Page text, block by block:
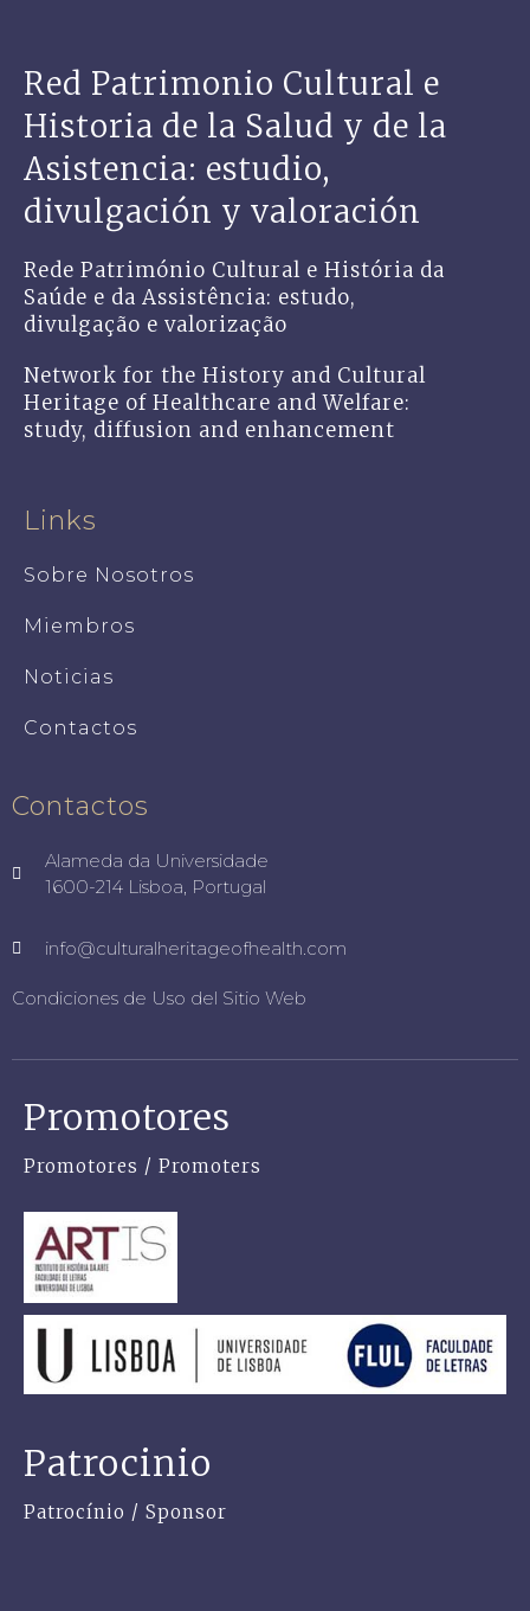
Red Patrimonio Cultural e
Historia de la Salud y de la
Asistencia: estudio,
divulgación y valoración
Rede Património Cultural e História da
Saúde e da Assistência: estudo,
divulgação e valorização
Network for the History and Cultural
Heritage of Healthcare and Welfare:
study, diffusion and enhancement
Links
Sobre Nosotros
Miembros
Noticias
Contactos
Contactos
Alameda da Universidade
1600-214 Lisboa, Portugal
info@culturalheritageofhealth.com
Condiciones de Uso del Sitio Web
Promotores
Promotores / Promoters
Patrocinio
Patrocínio / Sponsor